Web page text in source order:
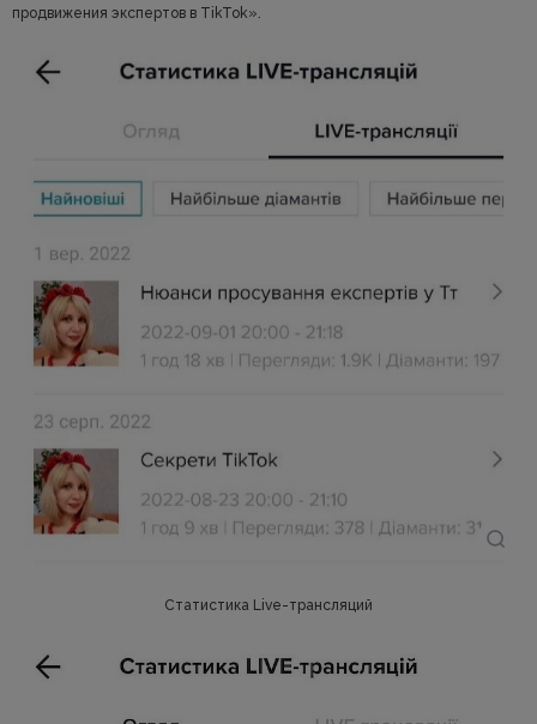
продвижения экспертов в TikTok»
Статистика Live-трансляций